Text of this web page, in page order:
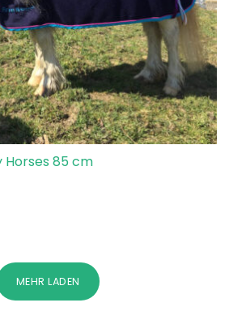
Horses 85 cm
MEHR LADEN